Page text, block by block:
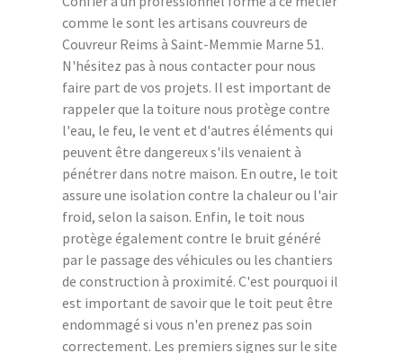
comme le sont les artisans couvreurs de
Couvreur Reims à Saint-Memmie Marne 51.
N'hésitez pas à nous contacter pour nous
faire part de vos projets. Il est important de
rappeler que la toiture nous protège contre
l'eau, le feu, le vent et d'autres éléments qui
peuvent être dangereux s'ils venaient à
pénétrer dans notre maison. En outre, le toit
assure une isolation contre la chaleur ou l'air
froid, selon la saison. Enfin, le toit nous
protège également contre le bruit généré
par le passage des véhicules ou les chantiers
de construction à proximité. C'est pourquoi il
est important de savoir que le toit peut être
endommagé si vous n'en prenez pas soin
correctement. Les premiers signes sur le site